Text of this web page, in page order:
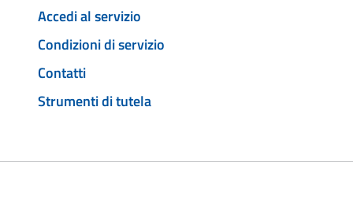
Accedi al servizio
Condizioni di servizio
Contatti
Strumenti di tutela